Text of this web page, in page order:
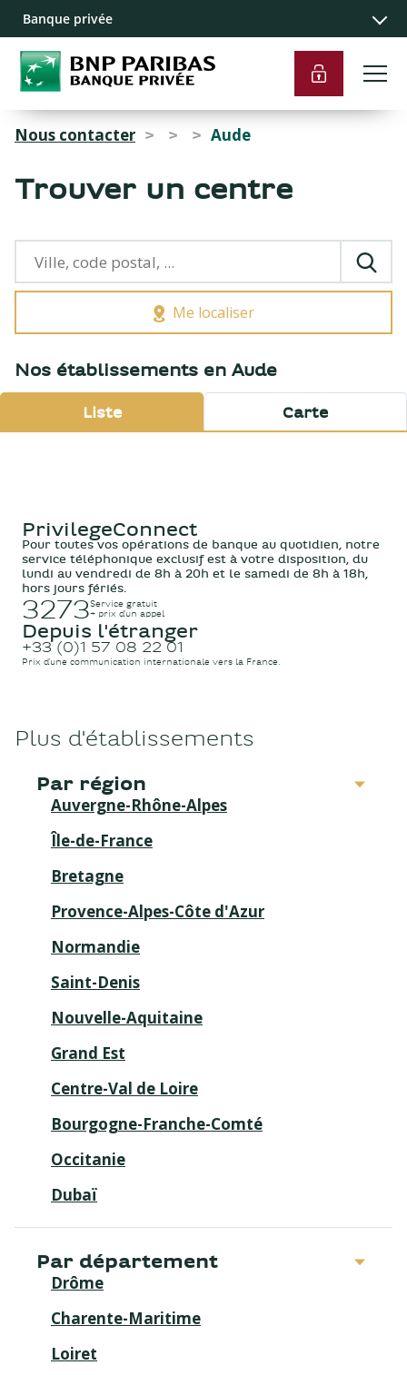
Recherche
Navigation
principale
Banque privée
Nous contacter > > > Aude
Trouver un centre
Me localiser
{{count}}
trouvés
Nos établissements en Aude
Liste Carte
Fermé actuellement.Ouvre demain à
09:00
Zone Commerciale Planete Nord Ferraudi
11000 Carcassonne
01 57 08 22 01
Espace Narbonne
Fermé actuellement.
09:00
50 Rue Jean Jaures, Rue du 1er Mai 11101
Narbonne
01 57 08 22 01
Informations
Prendre RdV
Voir plus
PrivilegeConnect
Pour toutes vos opérations de banque au quotidien, notre
service téléphonique exclusif est à votre disposition, du
lundi au vendredi de 8h à 20h et le samedi de 8h à 18h,
hors jours fériés.
3273Service gratuit
+ prix d’un appel
Depuis l'étranger
+33 (0)1 57 08 22 01
Prix d’une communication internationale vers la France.
Plus d'établissements
Par région
Auvergne-Rhône-Alpes
Île-de-France
Bretagne
Provence-Alpes-Côte d'Azur
Normandie
Saint-Denis
Nouvelle-Aquitaine
Grand Est
Centre-Val de Loire
Bourgogne-Franche-Comté
Occitanie
Dubaï
Par département
Drôme
Charente-Maritime
Loiret